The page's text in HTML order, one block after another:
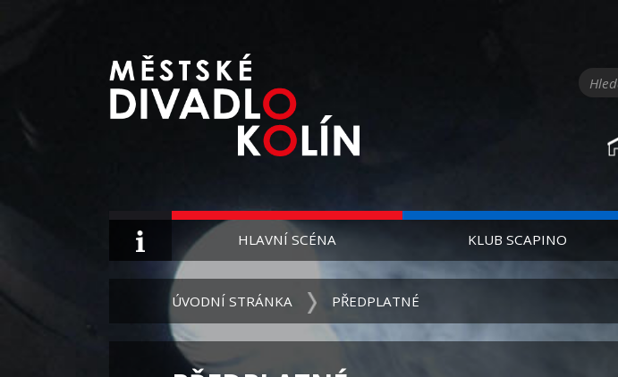
HLAVNÍ SCÉNA KLUB SCAPINO
ÚVODNÍ STRÁNKA PŘEDPLATNÉ